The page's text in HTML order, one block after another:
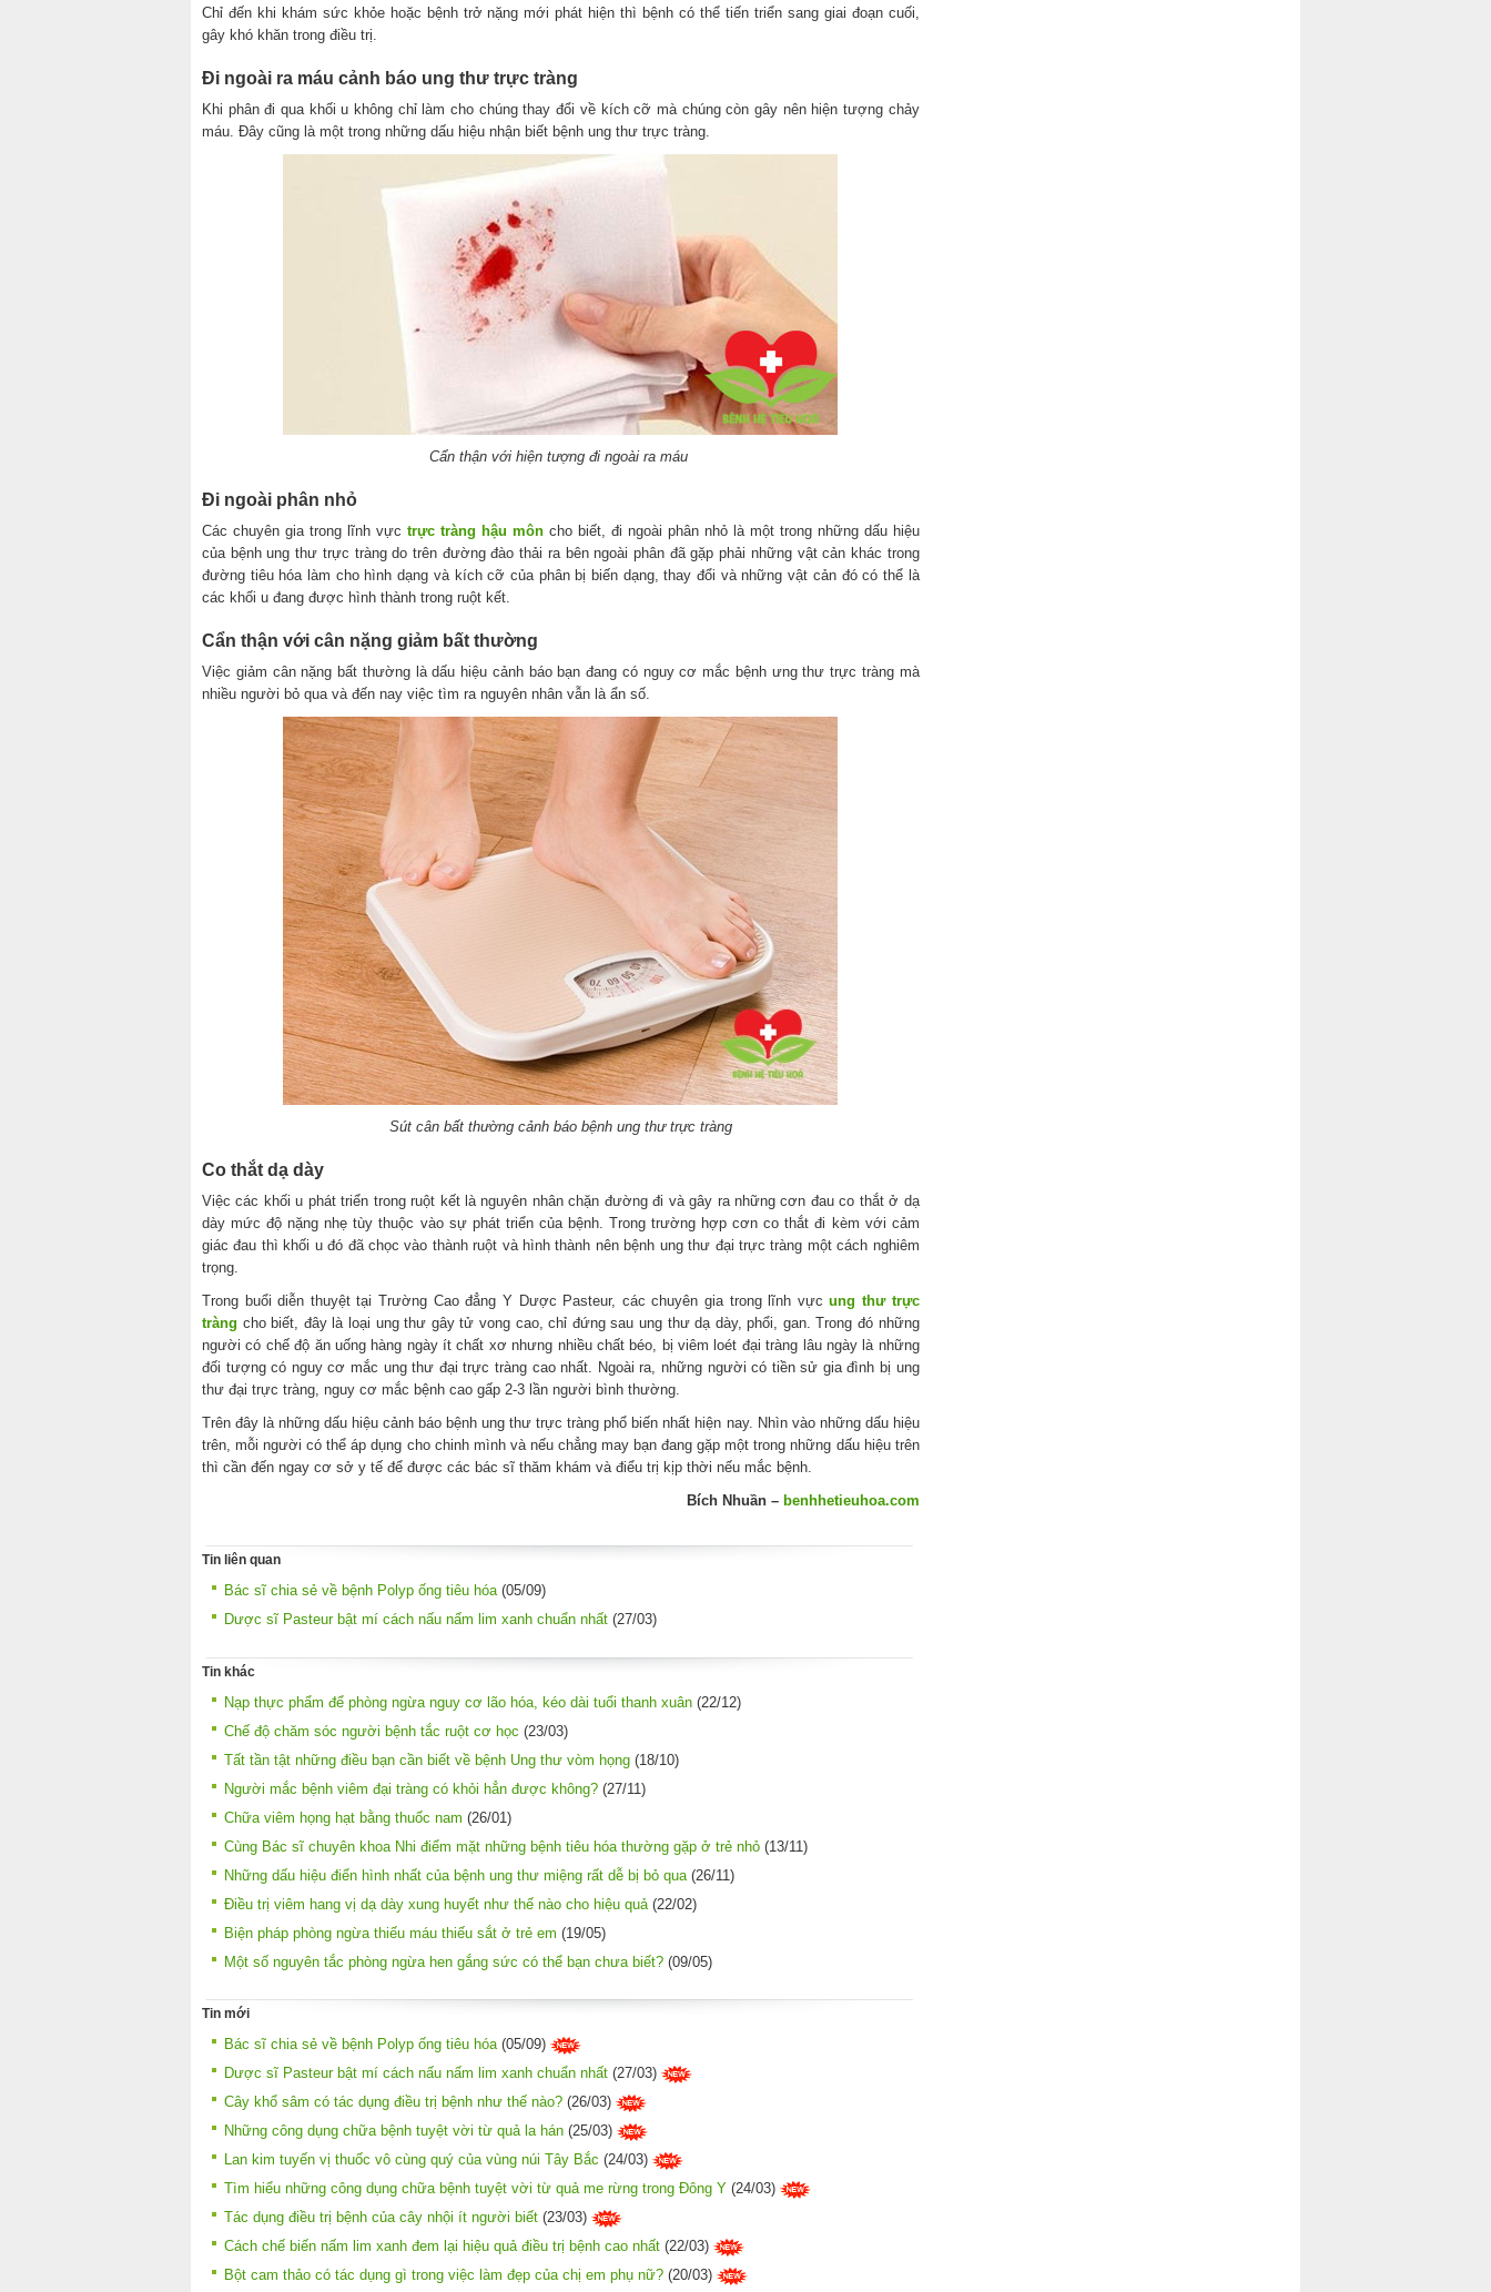
Chỉ đến khi khám sức khỏe hoặc bệnh trở nặng mới phát hiện thì bệnh có thể tiến triển sang giai đoạn cuối,
gây khó khăn trong điều trị.
Đi ngoài ra máu cảnh báo ung thư trực tràng
Khi phân đi qua khối u không chỉ làm cho chúng thay đổi về kích cỡ mà chúng còn gây nên hiện tượng chảy
máu. Đây cũng là một trong những dấu hiệu nhận biết bệnh ung thư trực tràng.
Cẩn thận với hiện tượng đi ngoài ra máu
Đi ngoài phân nhỏ
Các chuyên gia trong lĩnh vực trực tràng hậu môncho biết, đi ngoài phân nhỏ là một trong những dấu hiệu
của bệnh ung thư trực tràng do trên đường đào thải ra bên ngoài phân đã gặp phải những vật cản khác trong
đường tiêu hóa làm cho hình dạng và kích cỡ của phân bị biến dạng, thay đổi và những vật cản đó có thể là
các khối u đang được hình thành trong ruột kết.
Cẩn thận với cân nặng giảm bất thường
Việc giảm cân nặng bất thường là dấu hiệu cảnh báo bạn đang có nguy cơ mắc bệnh ưng thư trực tràng mà
nhiều người bỏ qua và đến nay việc tìm ra nguyên nhân vẫn là ẩn số.
Sút cân bất thường cảnh báo bệnh ung thư trực tràng
Co thắt dạ dày
Việc các khối u phát triển trong ruột kết là nguyên nhân chặn đường đi và gây ra những cơn đau co thắt ở dạ
dày mức độ nặng nhẹ tùy thuộc vào sự phát triển của bệnh. Trong trường hợp cơn co thắt đi kèm với cảm
giác đau thì khối u đó đã chọc vào thành ruột và hình thành nên bệnh ung thư đại trực tràng một cách nghiêm
trọng.
Trong buổi diễn thuyệt tại Trường Cao đẳng Y Dược Pasteur, các chuyên gia trong lĩnh vựcung thư trực
tràng cho biết, đây là loại ung thư gây tử vong cao, chỉ đứng sau ung thư dạ dày, phổi, gan. Trong đó những
người có chế độ ăn uống hàng ngày ít chất xơ nhưng nhiều chất béo, bị viêm loét đại tràng lâu ngày là những
đối tượng có nguy cơ mắc ung thư đại trực tràng cao nhất. Ngoài ra, những người có tiền sử gia đình bị ung
thư đại trực tràng, nguy cơ mắc bệnh cao gấp 2-3 lần người bình thường.
Trên đây là những dấu hiệu cảnh báo bệnh ung thư trực tràng phổ biến nhất hiện nay. Nhìn vào những dấu hiệu
trên, mỗi người có thể áp dụng cho chinh mình và nếu chẳng may bạn đang gặp một trong những dấu hiệu trên
thì cần đến ngay cơ sở y tế để được các bác sĩ thăm khám và điểu trị kịp thời nếu mắc bệnh.
Bích Nhuần – benhhetieuhoa.com
Tin liên quan
Bác sĩ chia sẻ về bệnh Polyp ống tiêu hóa(05/09)
Dược sĩ Pasteur bật mí cách nấu nấm lim xanh chuẩn nhất (27/03)
Tin khác
Nạp thực phẩm để phòng ngừa nguy cơ lão hóa, kéo dài tuổi thanh xuân (22/12)
Chế độ chăm sóc người bệnh tắc ruột cơ học (23/03)
Tất tần tật những điều bạn cần biết về bệnh Ung thư vòm họng (18/10)
Người mắc bệnh viêm đại tràng có khỏi hẳn được không? (27/11)
Chữa viêm họng hạt bằng thuốc nam (26/01)
Cùng Bác sĩ chuyên khoa Nhi điểm mặt những bệnh tiêu hóa thường gặp ở trẻ nhỏ (13/11)
Những dấu hiệu điển hình nhất của bệnh ung thư miệng rất dễ bị bỏ qua (26/11)
Điều trị viêm hang vị dạ dày xung huyết như thế nào cho hiệu quả (22/02)
Biện pháp phòng ngừa thiếu máu thiếu sắt ở trẻ em (19/05)
Một số nguyên tắc phòng ngừa hen gắng sức có thể bạn chưa biết? (09/05)
Tin mới
Bác sĩ chia sẻ về bệnh Polyp ống tiêu hóa(05/09)
Dược sĩ Pasteur bật mí cách nấu nấm lim xanh chuẩn nhất (27/03)
Cây khổ sâm có tác dụng điều trị bệnh như thế nào? (26/03)
Những công dụng chữa bệnh tuyệt vời từ quả la hán (25/03)
Lan kim tuyến vị thuốc vô cùng quý của vùng núi Tây Bắc (24/03)
Tìm hiểu những công dụng chữa bệnh tuyệt vời từ quả me rừng trong Đông Y (24/03)
Tác dụng điều trị bệnh của cây nhội ít người biết (23/03)
Cách chế biến nấm lim xanh đem lại hiệu quả điều trị bệnh cao nhất (22/03)
Bột cam thảo có tác dụng gì trong việc làm đẹp của chị em phụ nữ? (20/03)